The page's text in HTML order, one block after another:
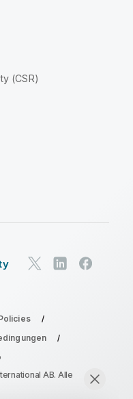
(CSR)
AB. Alle